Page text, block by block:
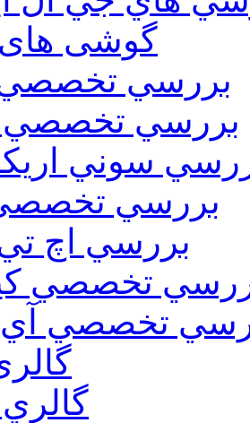
گوشی های
بررسي
بررسي تخصصي
سوني
بررسي
بررسي اچ
تخصصي
تخصصي
گالري